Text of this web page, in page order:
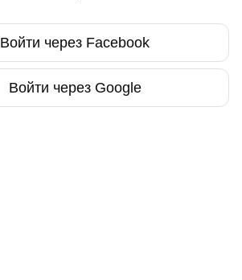
Войти через Facebook
Войти через Google